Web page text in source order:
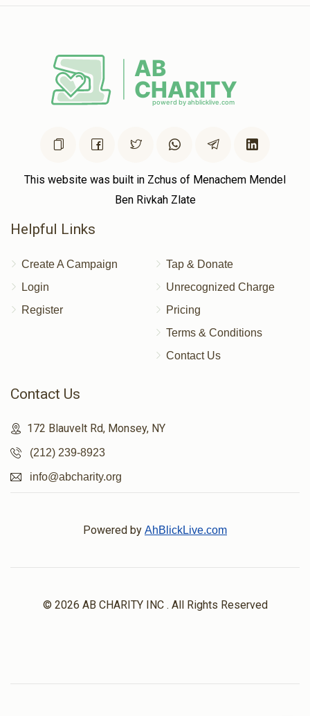
This website was built in Zchus of Menachem Mendel
Ben Rivkah Zlate
Helpful Links
Create A Campaign
Login
Register
Tap & Donate
Unrecognized Charge
Pricing
Terms & Conditions
Contact Us
Contact Us
172 Blauvelt Rd, Monsey, NY
(212) 239-8923
info@abcharity.org
Powered by AhBlickLive.com
© 2026 AB CHARITY INC . All Rights Reserved